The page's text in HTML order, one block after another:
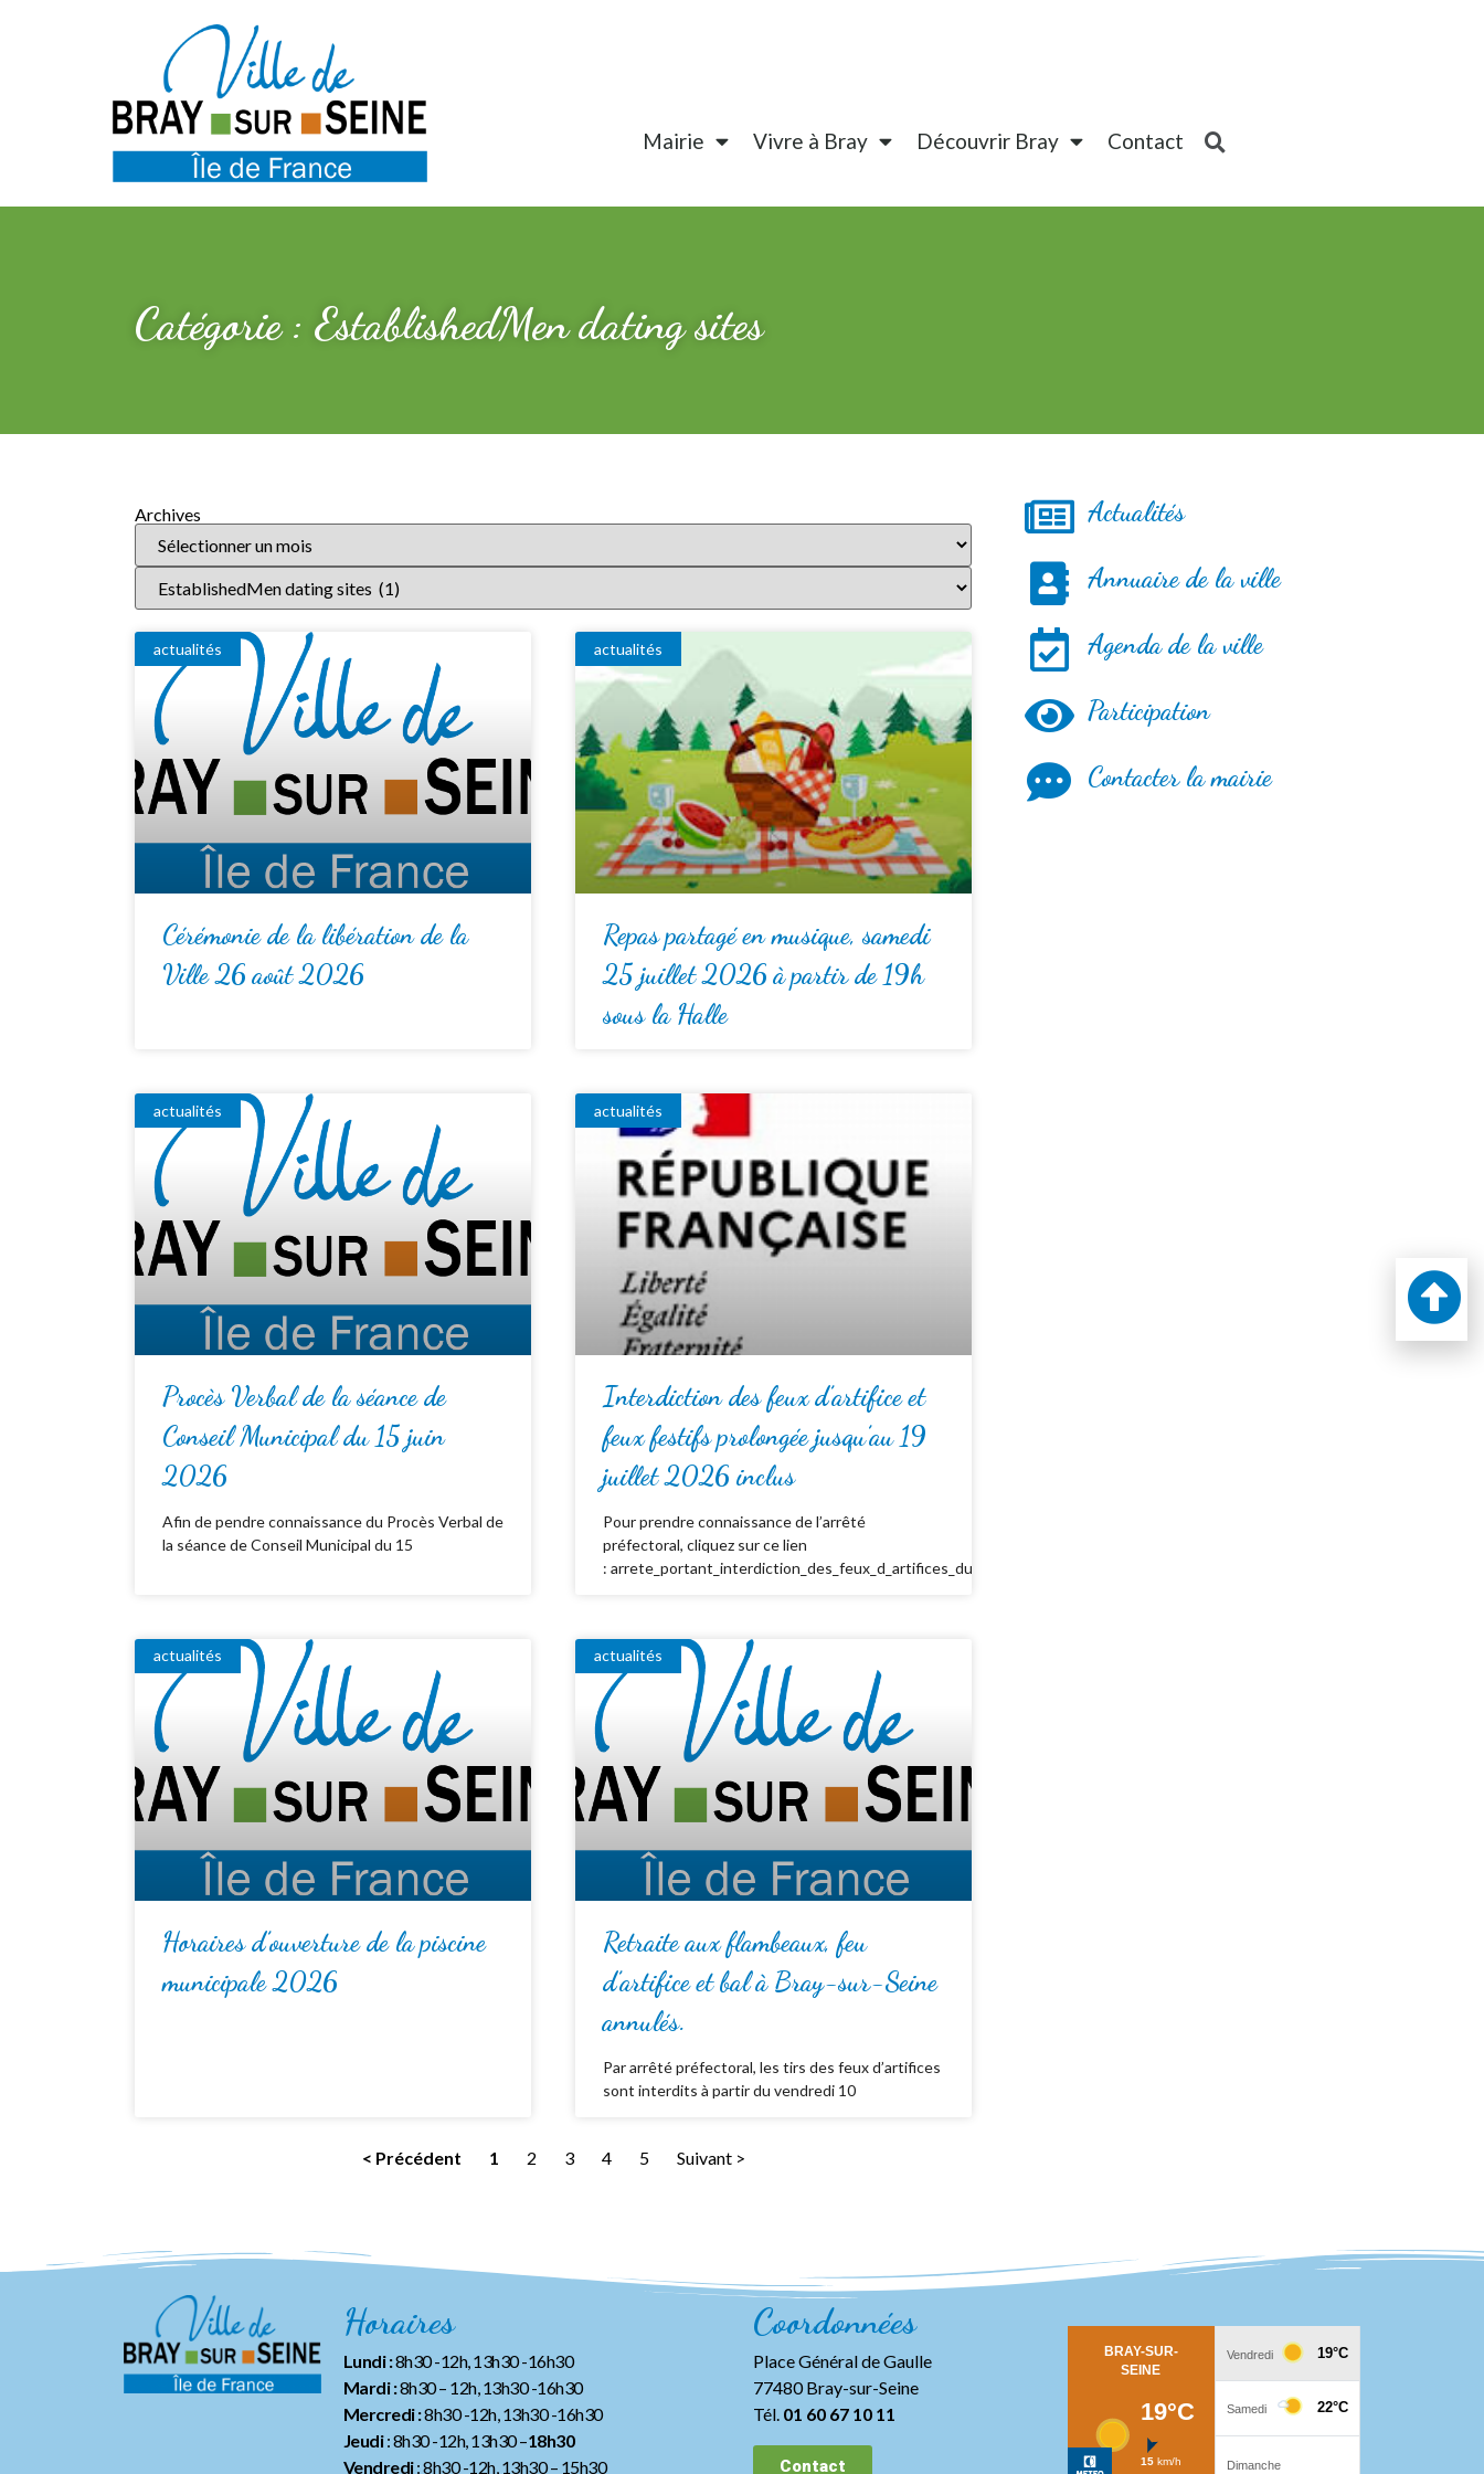
Mairie Vivre à Bray Découvrir Bray Contact
Catégorie : EstablishedMen dating sites
Archives
actualités
Cérémonie de la libération de la
Ville 26 août 2026
actualités
Repas partagé en musique, samedi
25 juillet 2026 à partir de 19h
sous la Halle
actualités
Procès Verbal de la séance de
Conseil Municipal du 15 juin
2026
Afin de pendre connaissance du Procès Verbal de
la séance de Conseil Municipal du 15
actualités
Interdiction des feux d’artifice et
feux festifs prolongée jusqu’au 19
juillet 2026 inclus
Pour prendre connaissance de l’arrêté
préfectoral, cliquez sur ce lien
: arrete_portant_interdiction_des_feux_d_artifices_du_15_au_19_juillet_2026
actualités
Horaires d’ouverture de la piscine
municipale 2026
actualités
Retraite aux flambeaux, feu
d’artifice et bal à Bray-sur-Seine
annulés.
Par arrêté préfectoral, les tirs des feux d’artifices
sont interdits à partir du vendredi 10
< Précédent 1 2 3 4 5 Suivant >
Actualités
Annuaire de la ville
Agenda de la ville
Participation
Contacter la mairie
Horaires
Lundi :8h30 -12h, 13h30 -16h30
Mardi :8h30 – 12h, 13h30 -16h30
Mercredi :8h30 -12h, 13h30 -16h30
Jeudi: 8h30 -12h, 13h30 –18h30
Vendredi: 8h30 -12h, 13h30– 15h30
Coordonnées
Place Général de Gaulle
77480 Bray-sur-Seine
Tél. 01 60 67 10 11
Contact